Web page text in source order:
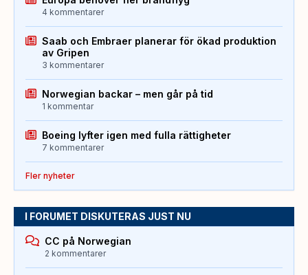
4 kommentarer
Saab och Embraer planerar för ökad produktion
av Gripen
3 kommentarer
Norwegian backar – men går på tid
1 kommentar
Boeing lyfter igen med fulla rättigheter
7 kommentarer
Fler nyheter
I FORUMET DISKUTERAS JUST NU
CC på Norwegian
2 kommentarer